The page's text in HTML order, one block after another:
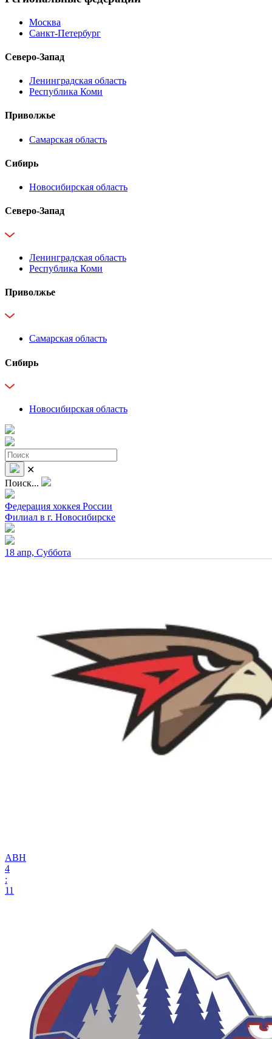
Москва
Санкт-Петербург
Северо-Запад
Ленинградская область
Республика Коми
Приволжье
Самарская область
Сибирь
Новосибирская область
Северо-Запад
Ленинградская область
Республика Коми
Приволжье
Самарская область
Сибирь
Новосибирская область
✕
Поиск...
Федерация хоккея России
Филиал в г. Новосибирске
18 апр, Суббота
АВН
4
:
11